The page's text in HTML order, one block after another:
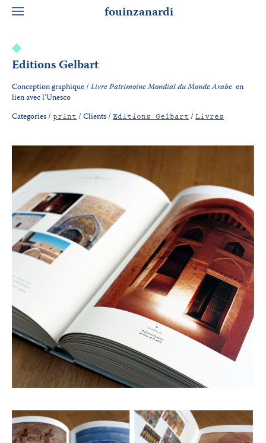
fouinzanardi
Editions Gelbart
Conception graphique /Livre Patrimoine Mondial du Monde Arabe en
lien avec l’Unesco
Categories /print/Clients /Editions Gelbart/Livres